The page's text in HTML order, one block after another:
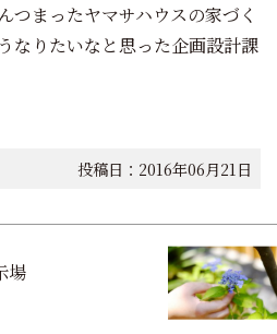
つまったヤマサハウスの家づく
なりたいなと思った企画設計課
投稿日：2016年06月21日
場